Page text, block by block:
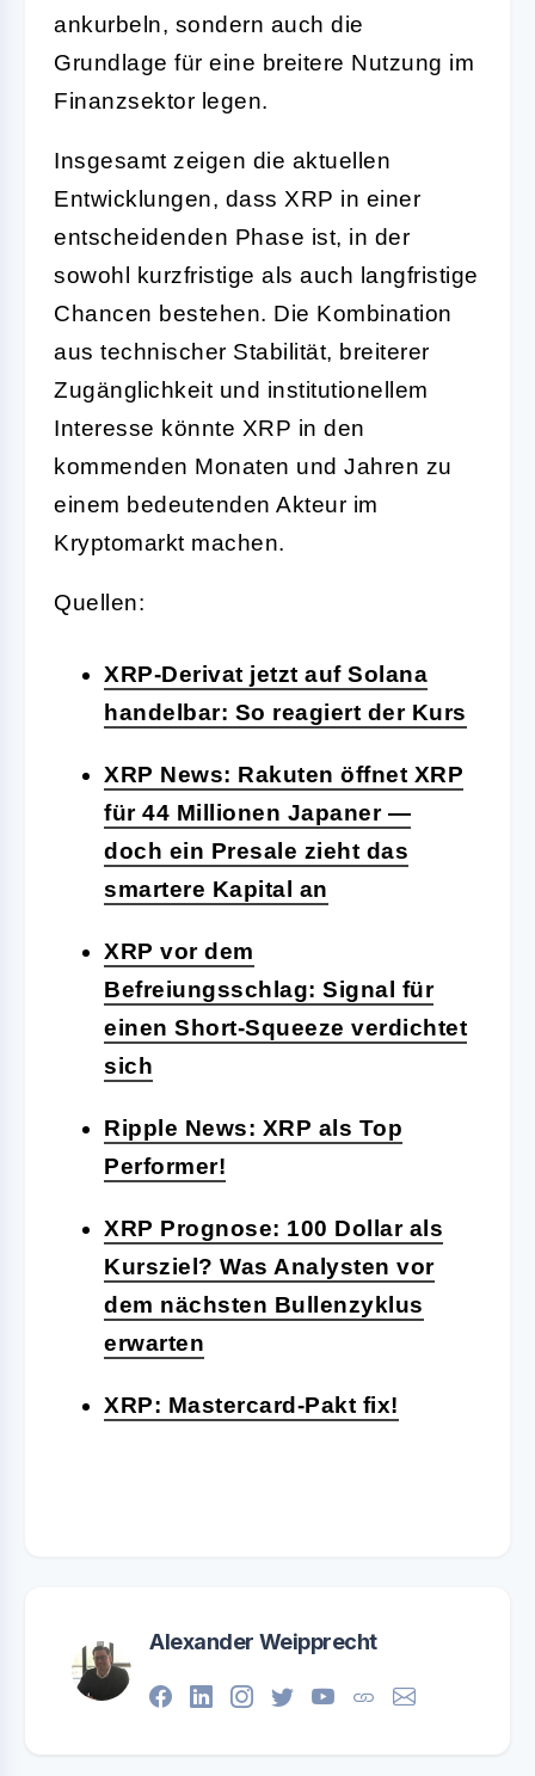
ankurbeln, sondern auch die
Grundlage für eine breitere Nutzung im
Finanzsektor legen.
Insgesamt zeigen die aktuellen
Entwicklungen, dass XRP in einer
entscheidenden Phase ist, in der
sowohl kurzfristige als auch langfristige
Chancen bestehen. Die Kombination
aus technischer Stabilität, breiterer
Zugänglichkeit und institutionellem
Interesse könnte XRP in den
kommenden Monaten und Jahren zu
einem bedeutenden Akteur im
Kryptomarkt machen.
Quellen:
XRP-Derivat jetzt auf Solana
handelbar: So reagiert der Kurs
XRP News: Rakuten öffnet XRP
für 44 Millionen Japaner —
doch ein Presale zieht das
smartere Kapital an
XRP vor dem
Befreiungsschlag: Signal für
einen Short-Squeeze verdichtet
sich
Ripple News: XRP als Top
Performer!
XRP Prognose: 100 Dollar als
Kursziel? Was Analysten vor
dem nächsten Bullenzyklus
erwarten
XRP: Mastercard-Pakt fix!
Alexander Weipprecht